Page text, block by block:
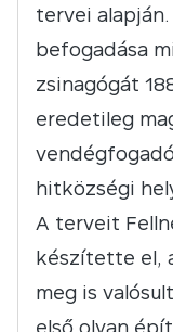
tervei
befogadása
zsinagógát
eredetileg
hitközségi
A terveit
készítette el,
meg is
első olyan